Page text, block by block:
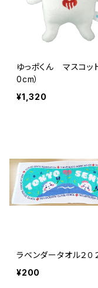
ゆっポくん マスコッ
0cm）
¥1,320
ラベンダータオル２０
¥200